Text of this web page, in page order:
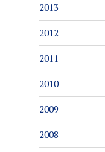
2013
2012
2011
2010
2009
2008